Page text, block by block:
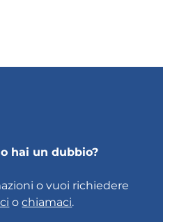
hai un dubbio?
o vuoi richiedere
ochiamaci.